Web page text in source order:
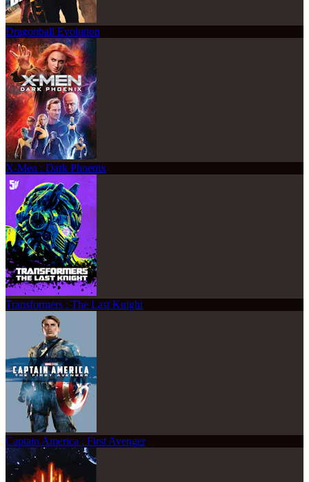
Dragonball Evolution
X-Men : Dark Phoenix
Transformers : The Last Knight
Captain America : First Avenger